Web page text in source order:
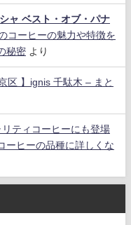
ャ ベスト・オブ・パナ
コーヒーの魅力や特徴を
秘密 より
区 】ignis 千駄木 – まと
リティコーヒーにも登場
ーヒーの品種に詳しくな